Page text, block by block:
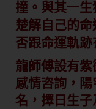
撞。與其一
楚解自己的
否跟命運軌跡
龍師傅設有
感情咨詢，
名，擇日生子